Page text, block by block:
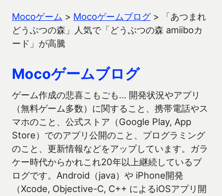
Mocoゲーム > Mocoゲームブログ>
「あつまれ
どうぶつの森」人気で「どうぶつの森 amiiboカ
ード」が高騰
Mocoゲームブログ
ゲーム作成の悲喜こもごも… 開発状況やアプリ
（無料ゲーム多数）に関すること、携帯電話やス
マホのこと、公式ストア（Google Play, App
Store）でのアプリ公開のこと、プログラミング
のこと、更新情報などをアップしています。ガラ
ケー時代からかれこれ20年以上継続しているブ
ログです。Android（java）や iPhone開発
（Xcode, Objective-C, C++ によるiOSアプリ開